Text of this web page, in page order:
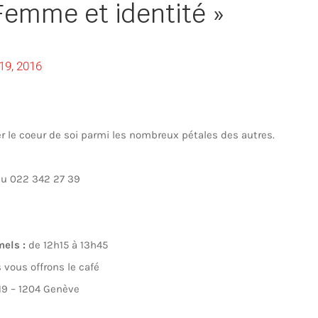
et identité »
2016
le coeur de soi parmi les nombreux pétales des autres.
022 342 27 39
: de 12h15 à 13h45
offrons le café
– 1204 Genève